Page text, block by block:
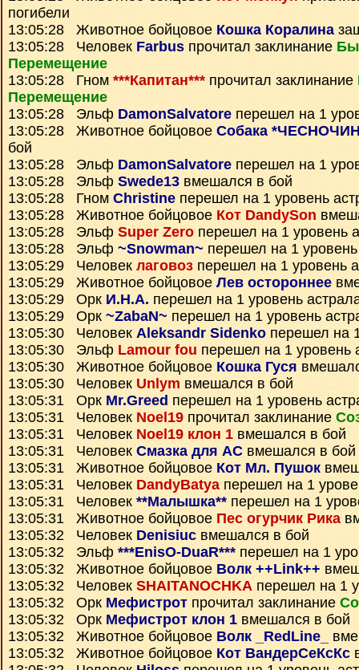
погибели
13:05:28 Животное бойцовое Кошка Коралина
13:05:28 Человек Farbus прочитал заклинание
Перемещение
13:05:28 Гном ***Капитан*** прочитал заклинание
Перемещение
13:05:28 Эльф DamonSalvatore перешел на 1
13:05:28 Животное бойцовое Собака
бой
13:05:28 Эльф DamonSalvatore перешел на 1
13:05:28 Эльф Swede13 вмешался в бой
13:05:28 Гном Christine перешел на 1 уровень
13:05:28 Животное бойцовое Кот DandySon
13:05:28 Эльф Super Zero перешел на 1 уровень
13:05:28 Эльф ~Snowman~ перешел на 1
13:05:29 Человек лаговоз перешел на 1 уровень
13:05:29 Животное бойцовое Лев остороннее
13:05:29 Орк И.Н.А. перешел на 1 уровень
13:05:29 Орк ~ZabaN~ перешел на 1 уровень
13:05:30 Человек Aleksandr Sidenko перешел на
13:05:30 Эльф Lamour fou перешел на 1 уровень
13:05:30 Животное бойцовое Кошка Гуся
13:05:30 Человек Unlym вмешался в бой
13:05:31 Орк Mr.Greed перешел на 1 уровень
13:05:31 Человек Noel19 прочитал заклинание
13:05:31 Человек Noel19 клон 1 вмешался в бой
13:05:31 Человек Смазка для АС вмешался в бой
13:05:31 Животное бойцовое Кот Мл. Пушок
13:05:31 Человек DandyBatyaперешел на 1
13:05:31 Человек **Малышка** перешел на 1
13:05:31 Животное бойцовое Пес огурчик Рика
13:05:32 Человек Denisiuc вмешался в бой
13:05:32 Эльф ***EnisO-DuaR*** перешел на 1
13:05:32 Животное бойцовое Волк ++Link++
13:05:32 Человек SHAITANOCHKA перешел на 1
13:05:32 Орк Мефистрот прочитал заклинание
13:05:32 Орк Мефистрот клон 1 вмешался в бой
13:05:32 Животное бойцовое Волк _RedLine_
13:05:32 Животное бойцовое Кот ВандерСеКсКс